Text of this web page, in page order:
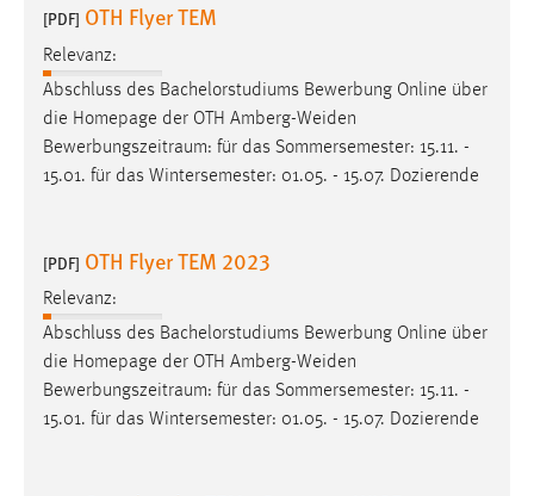
[PDF] OTH Flyer TEM
Relevanz:
Abschluss des Bachelorstudiums Bewerbung Online über
die Homepage der OTH Amberg-Weiden
Bewerbungszeitraum: für das Sommersemester: 15.11. -
15.01. für das Wintersemester: 01.05. - 15.07. Dozierende
[PDF] OTH Flyer TEM 2023
Relevanz:
Abschluss des Bachelorstudiums Bewerbung Online über
die Homepage der OTH Amberg-Weiden
Bewerbungszeitraum: für das Sommersemester: 15.11. -
15.01. für das Wintersemester: 01.05. - 15.07. Dozierende